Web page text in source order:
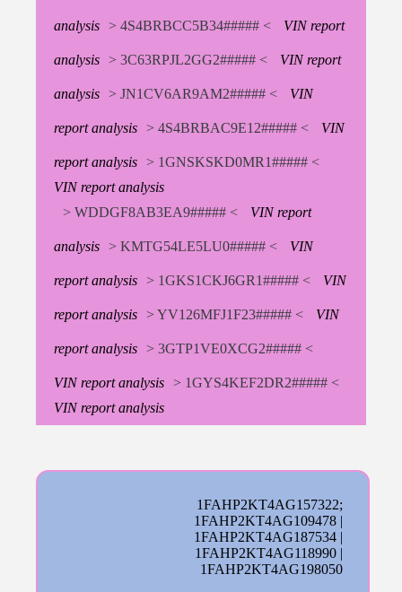
analysis > 4S4BRBCC5B34##### < VIN report
analysis > 3C63RPJL2GG2##### < VIN report
analysis > JN1CV6AR9AM2##### < VIN
report analysis > 4S4BRBAC9E12##### < VIN
report analysis > 1GNSKSKD0MR1##### <
VIN report analysis
> WDDGF8AB3EA9##### <
VIN report
analysis > KMTG54LE5LU0##### < VIN
report analysis > 1GKS1CKJ6GR1##### < VIN
report analysis > YV126MFJ1F23##### < VIN
report analysis > 3GTP1VE0XCG2##### <
VIN report analysis > 1GYS4KEF2DR2##### <
VIN report analysis
1FAHP2KT4AG157322;
1FAHP2KT4AG109478 |
1FAHP2KT4AG187534 |
1FAHP2KT4AG118990 |
1FAHP2KT4AG198050